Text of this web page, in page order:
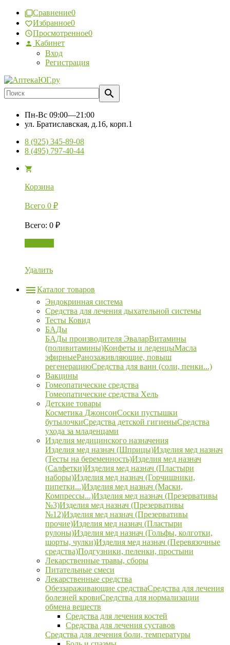
Сравнение0
Избранное0
Просмотренное0
Кабинет
Вход
Регистрация
Пн-Вс 09:00—21:00
ул. Братиславская, д.16, корп.1
8 (925) 345-89-08
8 (495) 797-40-44
Корзина
Всего 0 ₽
Всего: 0 ₽
Удалить
Каталог товаров
Эндокринная система
Средства для лечения дыхательной системы
Тесты Ковид
БАДы
БАДы производителя ЭваларВитамины
(поливитамины)Конфеты и леденцыМасла
эфирныеРанозаживляющие, повыш
регенерациюСредства для ванн (соли, пенки...)
Вакцины
Гомеопатические средства
Гомеопатические средства Хель
Детские товары
Косметика ДжонсонСоски пустышки
бутылочкиСредства детской гигиеныСредства
ухода за младенцами
Изделия медицинского назначения
Изделия мед назнач (Шприцы)Изделия мед назнач
(Тесты на беременность)Изделия мед назнач
(Салфетки)Изделия мед назнач (Пластыри
наборы)Изделия мед назнач (Горчишники,
пипетки...)Изделия мед назнач (Маски,
Компрессы...)Изделия мед назнач (Презервативы
№3)Изделия мед назнач (Презервативы
№12)Изделия мед назнач (Презервативы
прочие)Изделия мед назнач (Пластыри
рулоны)Изделия мед назнач (Гольфы, колготки,
шорты, чулки)Изделия мед назнач (Перевязочные
средства)Подгузники, пеленки, простыни
Лекарственные травы, сборы
Питательные смеси
Лекарственные средства
Обеззараживающие средстваСредства для лечения
болезней кровиСредства для нормализации
обмена веществ
Средства для лечения костей
Средства для лечения суставов
Средства для лечения боли, температуры